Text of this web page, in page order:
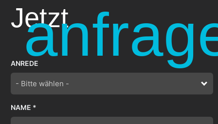
Jetzt
ANREDE
- Bitte wählen -
NAME *